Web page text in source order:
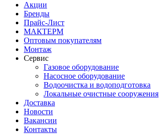
Акции
Бренды
Прайс-Лист
МАКТЕРМ
Оптовым покупателям
Монтаж
Сервис
Газовое оборудование
Насосное оборудование
Водоочистка и водоподготовка
Локальные очистные сооружения
Доставка
Новости
Вакансии
Контакты